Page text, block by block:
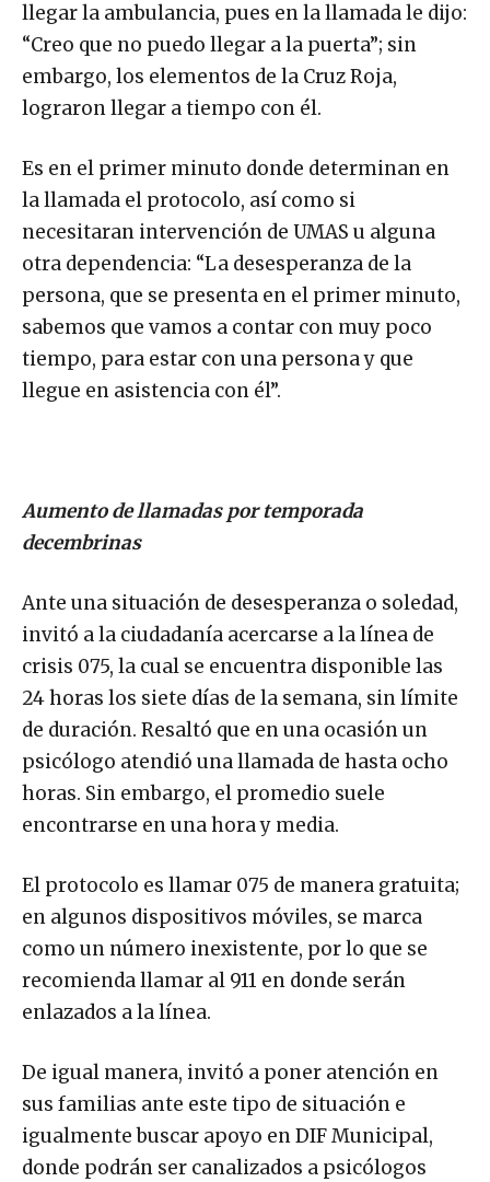
llegar la ambulancia, pues en la llamada le dijo:
“Creo que no puedo llegar a la puerta”; sin
embargo, los elementos de la Cruz Roja,
lograron llegar a tiempo con él.
Es en el primer minuto donde determinan en
la llamada el protocolo, así como si
necesitaran intervención de UMAS u alguna
otra dependencia: “La desesperanza de la
persona, que se presenta en el primer minuto,
sabemos que vamos a contar con muy poco
tiempo, para estar con una persona y que
llegue en asistencia con él”.
Aumento de llamadas por temporada
decembrinas
Ante una situación de desesperanza o soledad,
invitó a la ciudadanía acercarse a la línea de
crisis 075, la cual se encuentra disponible las
24 horas los siete días de la semana, sin límite
de duración. Resaltó que en una ocasión un
psicólogo atendió una llamada de hasta ocho
horas. Sin embargo, el promedio suele
encontrarse en una hora y media.
El protocolo es llamar 075 de manera gratuita;
en algunos dispositivos móviles, se marca
como un número inexistente, por lo que se
recomienda llamar al 911 en donde serán
enlazados a la línea.
De igual manera, invitó a poner atención en
sus familias ante este tipo de situación e
igualmente buscar apoyo en DIF Municipal,
donde podrán ser canalizados a psicólogos